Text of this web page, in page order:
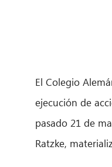
El Colegio
ejecución de
pasado 21 de
Ratzke,